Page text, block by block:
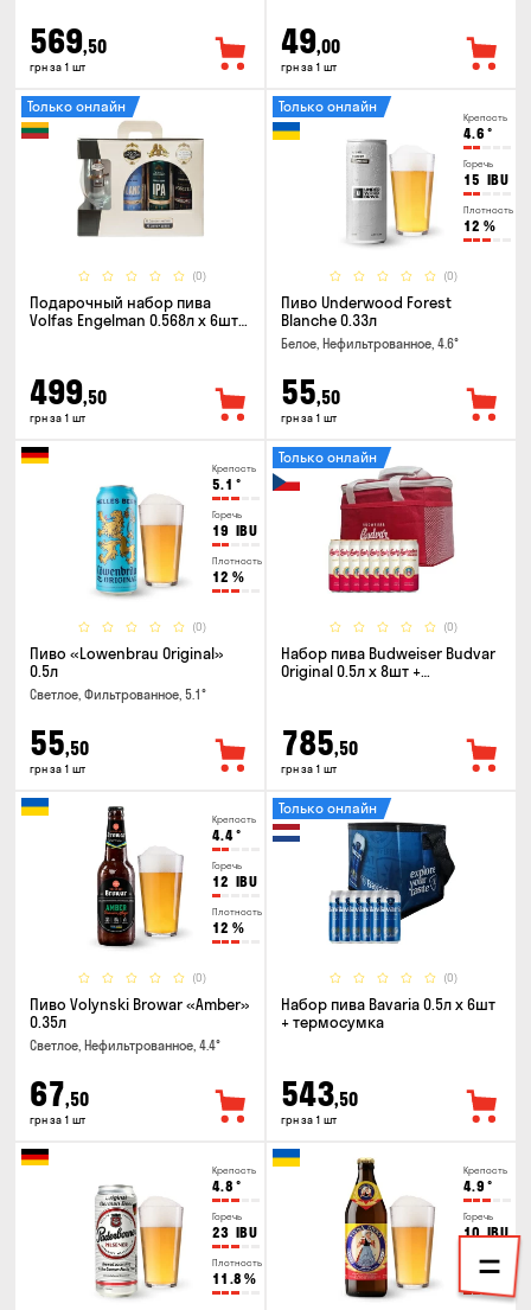
569,50
грн за 1 шт
49,00
грн за 1 шт
(0)
Только онлайн
Подарочный набор пива
Volfas Engelman 0.568л x 6шт +
499,50
грн за 1 шт
Крепость
4.6 °
Горечь
15 IBU
Плотность
12 %
(0)
Только онлайн
Пиво Underwood Forest
Blanche 0.33л
Белое, Нефильтрованное, 4.6°
55,50
грн за 1 шт
Крепость
5.1 °
Горечь
19 IBU
Плотность
12 %
(0)
Пиво «Lowenbrau Original»
0.5л
Светлое, Фильтрованное, 5.1°
55,50
грн за 1 шт
(0)
Только онлайн
Набор пива Budweiser Budvar
Original 0.5л x 8шт +
785,50
грн за 1 шт
Крепость
4.4°
Горечь
12 IBU
Плотность
12 %
(0)
Пиво Volynski Browar «Amber»
0.35л
Светлое, Нефильтрованное, 4.4°
67,50
грн за 1 шт
(0)
Только онлайн
Набор пива Bavaria 0.5л х 6шт
+ термосумка
543,50
грн за 1 шт
Крепость
4.8 °
Горечь
23 IBU
Плотность
11.8 %
Крепость
4.9 °
Горечь
10IBU
Плотность
11%